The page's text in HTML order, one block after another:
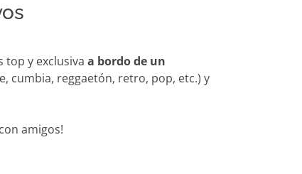
top y exclusiva a bordo de un
cumbia, reggaetón, retro, pop, etc.) y
amigos!